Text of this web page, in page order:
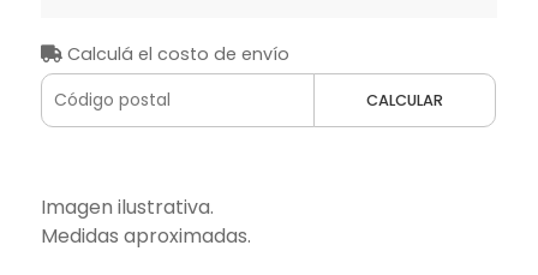
Calculá el costo de envío
CALCULAR
Imagen ilustrativa.
Medidas aproximadas.